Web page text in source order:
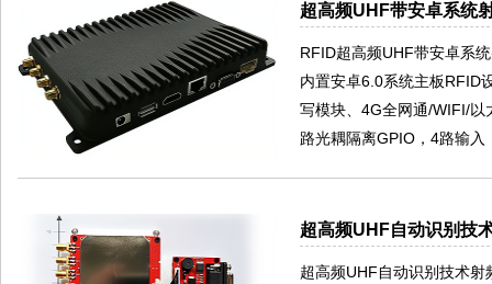
超高频UHF带安卓系统
RFID超高频UHF带安卓系
内置安卓6.0系统主板RFID
写模块、4G全网通/WIFI/以
路光耦隔离GPIO，4路输
超高频UHF自动识别技
超高频UHF自动识别技术